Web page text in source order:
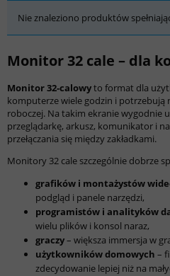
Nie znaleziono produktów
Monitor 32 cale – dla
Monitor 32-calowyto format dla
komputerze wiele godzin i potrzebują
roboczej. Na takim ekranie wygodnie
przeglądarkę, arkusz, komunikator i
przełączania się między zakładkami.
Monitory 32 cale szczególnie dobrze
grafików i montażystów
podgląd i panele narzędzi,
programistów i analityków
wielu plików i konsol naraz,
graczy– większa immersja w
użytkowników domowych –
zdecydowanie lepiej niż na